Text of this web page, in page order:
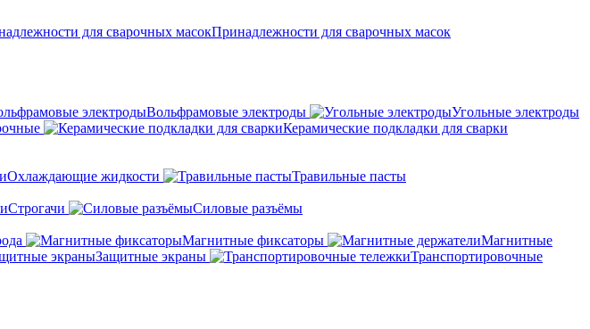
Принадлежности для сварочных масок
Вольфрамовые электроды
Угольные электроды
Керамические подкладки для сварки
Охлаждающие жидкости
Травильные пасты
Строгачи
Силовые разъёмы
Магнитные фиксаторы
Магнитные
Защитные экраны
Транспортировочные